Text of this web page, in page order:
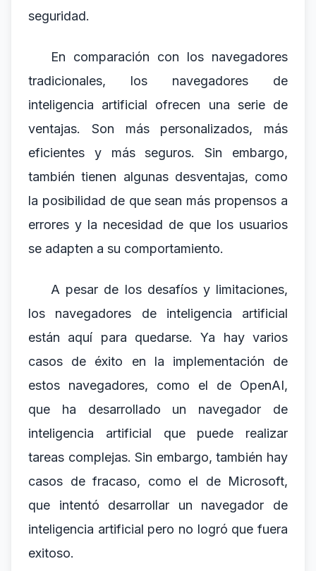
seguridad.
En comparación con los navegadores
tradicionales, los navegadores de
inteligencia artificial ofrecen una serie de
ventajas. Son más personalizados, más
eficientes y más seguros. Sin embargo,
también tienen algunas desventajas, como
la posibilidad de que sean más propensos a
errores y la necesidad de que los usuarios
se adapten a su comportamiento.
A pesar de los desafíos y limitaciones,
los navegadores de inteligencia artificial
están aquí para quedarse. Ya hay varios
casos de éxito en la implementación de
estos navegadores, como el de OpenAI,
que ha desarrollado un navegador de
inteligencia artificial que puede realizar
tareas complejas. Sin embargo, también hay
casos de fracaso, como el de Microsoft,
que intentó desarrollar un navegador de
inteligencia artificial pero no logró que fuera
exitoso.